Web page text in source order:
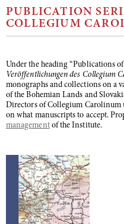
PUBLICATION
COLLEGIUM
Under the heading “Publications
Veröffentlichungen des Collegium
monographs and collections on a
of the Bohemian Lands and
Directors of Collegium Carolinum
on what manuscripts to accept.
managementof the Institute.